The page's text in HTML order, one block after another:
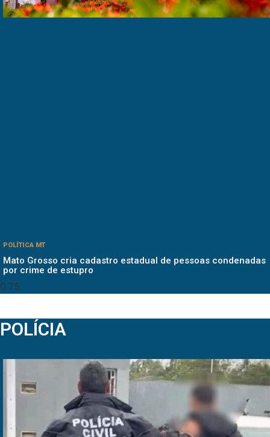
POLÍTICA MT
Mato Grosso cria cadastro estadual de pessoas condenadas
por crime de estupro
POLÍCIA